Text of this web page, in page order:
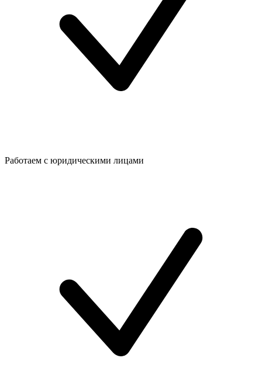
Работаем с юридическими лицами